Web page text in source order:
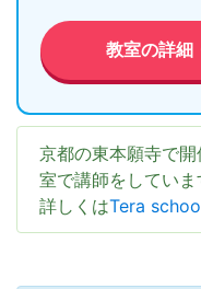
教室の詳細
京都の東本願寺で
室で講師をしていま
詳しくはTera